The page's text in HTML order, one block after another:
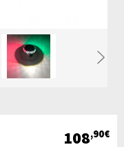
108,90€